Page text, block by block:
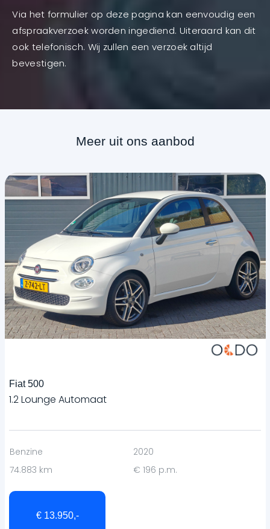
Via het formulier op deze pagina kan eenvoudig een
afspraakverzoek worden ingediend. Uiteraard kan dit
ook telefonisch. Wij zullen een verzoek altijd
bevestigen.
Meer uit ons aanbod
Fiat 500
1.2 Lounge Automaat
Benzine
2020
74.883 km
€ 196 p.m.
€ 13.950,-